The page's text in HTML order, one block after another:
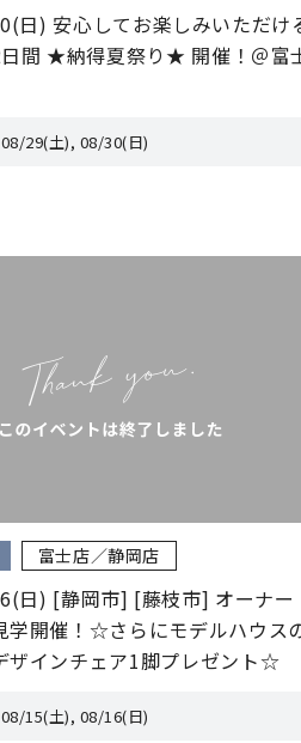
日) 安心してお楽しみいただけ
間 ★納得夏祭り★ 開催！＠富
08/29(土), 08/30(日)
富士店／静岡店
日) [静岡市] [藤枝市] オーナー
学開催！☆さらにモデルハウス
ザインチェア1脚プレゼント☆
08/15(土), 08/16(日)